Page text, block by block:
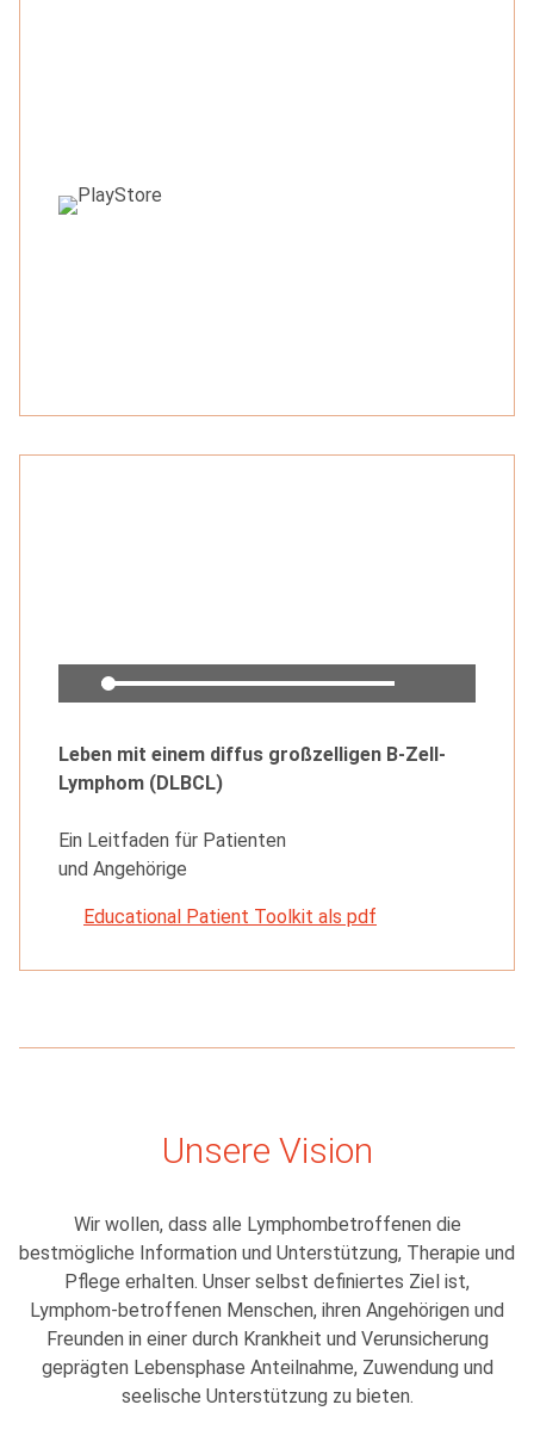
Leben mit einem diffus groß­zelligen B-Zell-
Lymphom (DLBCL)
Ein Leitfaden für Patienten
und Angehörige
Educational Patient Toolkit als pdf
Unsere Vision
Wir wollen, dass alle Lymphombetroffenen die
bestmögliche Information und Unterstützung, Therapie und
Pflege erhalten. Unser selbst definiertes Ziel ist,
Lymphom-betroffenen Menschen, ihren Angehörigen und
Freunden in einer durch Krankheit und Verunsicherung
geprägten Lebensphase Anteilnahme, Zuwendung und
seelische Unterstützung zu bieten.